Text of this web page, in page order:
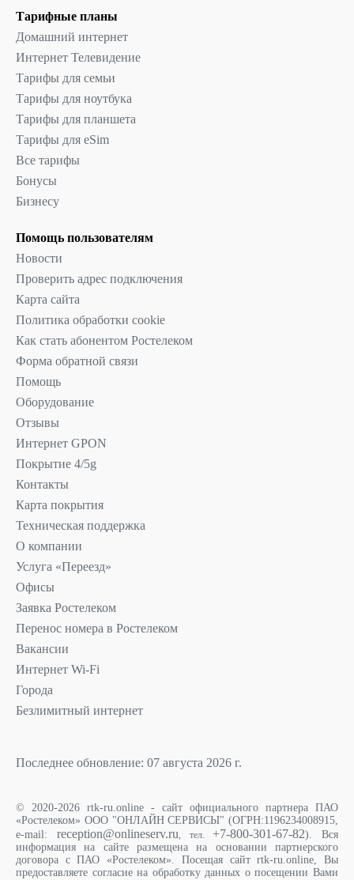
Тарифные планы
Домашний интернет
Интернет Телевидение
Тарифы для семьи
Тарифы для ноутбука
Тарифы для планшета
Тарифы для eSim
Все тарифы
Бонусы
Бизнесу
Помощь пользователям
Новости
Проверить адрес подключения
Карта сайта
Политика обработки cookie
Как стать абонентом Ростелеком
Форма обратной связи
Помощь
Оборудование
Отзывы
Интернет GPON
Покрытие 4/5g
Контакты
Карта покрытия
Техническая поддержка
О компании
Услуга «Переезд»
Офисы
Заявка Ростелеком
Перенос номера в Ростелеком
Вакансии
Интернет Wi-Fi
Города
Безлимитный интернет
Последнее обновление: 07 августа 2026 г.
© 2020-2026 rtk-ru.online - сайт официального партнера ПАО
«Ростелеком» ООО "ОНЛАЙН СЕРВИСЫ" (ОГРН:1196234008915,
e-mail: reception@onlineserv.ru, тел.+7-800-301-67-82). Вся
информация на сайте размещена на основании партнерского
договора с ПАО «Ростелеком». Посещая сайт rtk-ru.online, Вы
предоставляете согласие на обработку данных о посещении Вами